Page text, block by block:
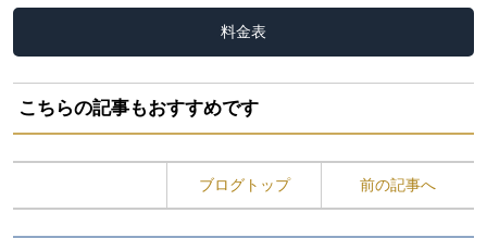
料金表
こちらの記事もおすすめです
ブログトップ 前の記事へ